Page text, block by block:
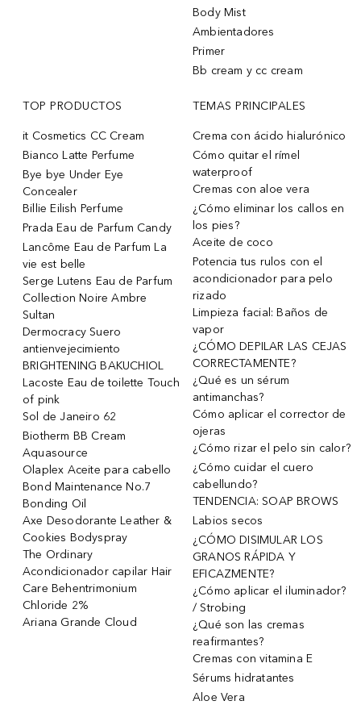
Body Mist
Ambientadores
Primer
Bb cream y cc cream
TOP PRODUCTOS
it Cosmetics CC Cream
Bianco Latte Perfume
Bye bye Under Eye
Concealer
Billie Eilish Perfume
Prada Eau de Parfum Candy
Lancôme Eau de Parfum La
vie est belle
Serge Lutens Eau de Parfum
Collection Noire Ambre
Sultan
Dermocracy Suero
antienvejecimiento
BRIGHTENING BAKUCHIOL
Lacoste Eau de toilette Touch
of pink
Sol de Janeiro 62
Biotherm BB Cream
Aquasource
Olaplex Aceite para cabello
Bond Maintenance No.7
Bonding Oil
Axe Desodorante Leather &
Cookies Bodyspray
The Ordinary
Acondicionador capilar Hair
Care Behentrimonium
Chloride 2%
Ariana Grande Cloud
TEMAS PRINCIPALES
Crema con ácido hialurónico
Cómo quitar el rímel
waterproof
Cremas con aloe vera
¿Cómo eliminar los callos en
los pies?
Aceite de coco
Potencia tus rulos con el
acondicionador para pelo
rizado
Limpieza facial: Baños de
vapor
¿CÓMO DEPILAR LAS CEJAS
CORRECTAMENTE?
¿Qué es un sérum
antimanchas?
Cómo aplicar el corrector de
ojeras
¿Cómo rizar el pelo sin calor?
¿Cómo cuidar el cuero
cabellundo?
TENDENCIA: SOAP BROWS
Labios secos
¿CÓMO DISIMULAR LOS
GRANOS RÁPIDA Y
EFICAZMENTE?
¿Cómo aplicar el iluminador?
/ Strobing
¿Qué son las cremas
reafirmantes?
Cremas con vitamina E
Sérums hidratantes
Aloe Vera